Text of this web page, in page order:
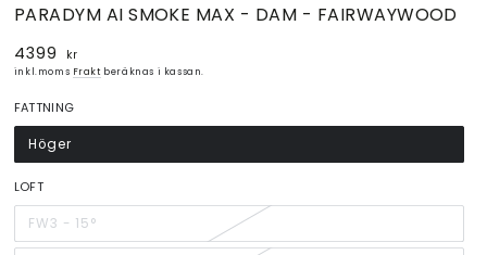
PARADYM AI SMOKE MAX - DAM - FAIRWAYWOOD
Ordinarie
pris
4399 kr
inkl.moms Frakt beräknas i kassan.
FATTNING
Höger
LOFT
FW3 - 15°